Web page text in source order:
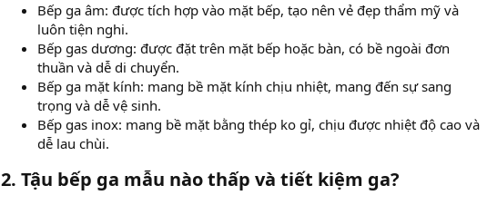
Bếp ga âm: được tích hợp vào mặt bếp, tạo nên vẻ đẹp thẩm mỹ và
luôn tiện nghi.
Bếp gas dương: được đặt trên mặt bếp hoặc bàn, có bề ngoài đơn
thuần và dễ di chuyển.
Bếp ga mặt kính: mang bề mặt kính chịu nhiệt, mang đến sự sang
trọng và dễ vệ sinh.
Bếp gas inox: mang bề mặt bằng thép ko gỉ, chịu được nhiệt độ cao và
dễ lau chùi.
2. Tậu bếp ga mẫu nào thấp và tiết kiệm ga?